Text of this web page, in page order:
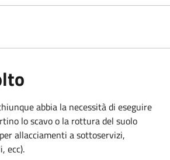
abbia la necessità di eseguire
lo scavo o la rottura del suolo
allacciamenti a sottoservizi,
ecc).